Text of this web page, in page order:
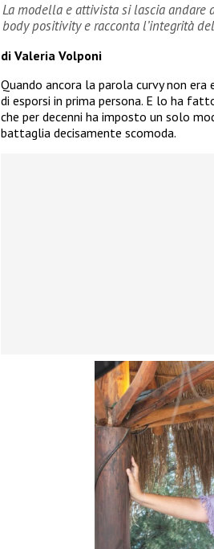
La modella e attivista si lascia
body positivity e racconta l’integrità
di Valeria Volponi
Quando ancora la parola curvy non
di esporsi in prima persona. E lo ha
che per decenni ha imposto un solo
battaglia decisamente scomoda.